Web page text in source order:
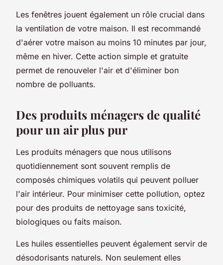
Les fenêtres jouent également un rôle crucial dans
la ventilation de votre maison. Il est recommandé
d'aérer votre maison au moins 10 minutes par jour,
même en hiver. Cette action simple et gratuite
permet de renouveler l'air et d'éliminer bon
nombre de polluants.
Des produits ménagers de qualité
pour un air plus pur
Les produits ménagers que nous utilisons
quotidiennement sont souvent remplis de
composés chimiques volatils qui peuvent polluer
l'air intérieur. Pour minimiser cette pollution, optez
pour des produits de nettoyage sans toxicité,
biologiques ou faits maison.
Les huiles essentielles peuvent également servir de
désodorisants naturels. Non seulement elles